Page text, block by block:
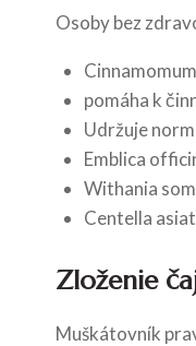
Osoby bez
pomáha k
Udržuje
Emblica
Withania
Centella
Zloženie
Muškátovník